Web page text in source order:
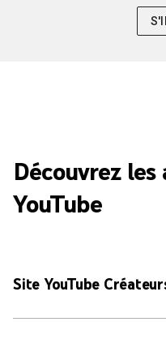
Découvrez les
YouTube
Site YouTube